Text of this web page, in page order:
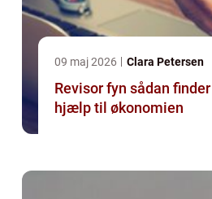
09 maj 2026 Clara Petersen
Revisor fyn sådan finder du den rette
hjælp til økonomien